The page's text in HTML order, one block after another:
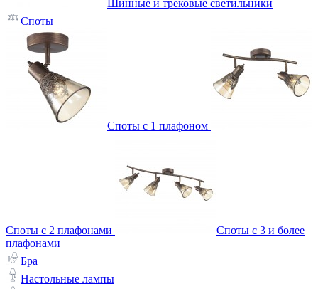
Шинные и трековые светильники
Споты
Споты с 1 плафоном
Споты с 2 плафонами
Споты с 3 и более
плафонами
Бра
Настольные лампы